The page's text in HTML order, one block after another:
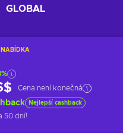
GLOBAL
NABÍDKA
Cena není konečná
Nejlepší cashback
50 dní!